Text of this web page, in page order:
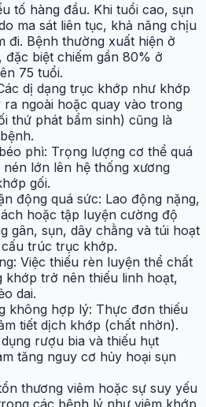
tố hàng đầu. Khi tuổi cao, sụn
ma sát liên tục, khả năng chịu
đi. Bệnh thường xuất hiện ở
biệt chiếm gần 80% ở
75 tuổi.
dị dạng trục khớp như khớp
ra ngoài hoặc quay vào trong
thứ phát bẩm sinh) cũng là
phì: Trọng lượng cơ thể quá
lớn lên hệ thống xương
gối.
động quá sức: Lao động nặng,
hoặc tập luyện cường độ
gân, sụn, dây chằng và túi hoạt
trúc trục khớp.
Việc thiếu rèn luyện thể chất
khớp trở nên thiếu linh hoạt,
dai.
không hợp lý: Thực đơn thiếu
tiết dịch khớp (chất nhờn).
rượu bia và thiếu hụt
tăng nguy cơ hủy hoại sụn
thương viêm hoặc sự suy yếu
các bệnh lý như viêm khớp